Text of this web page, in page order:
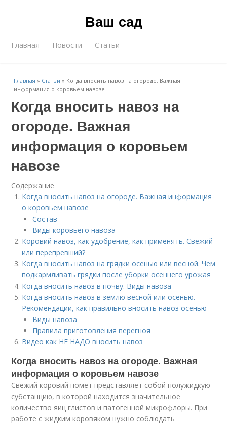
Ваш сад
Главная Новости Статьи
Главная » Статьи » Когда вносить навоз на огороде. Важная
информация о коровьем навозе
Когда вносить навоз на
огороде. Важная
информация о коровьем
навозе
Содержание
Когда вносить навоз на огороде. Важная информация
о коровьем навозе
Состав
Виды коровьего навоза
Коровий навоз, как удобрение, как применять. Свежий
или перепревший?
Когда вносить навоз на грядки осенью или весной. Чем
подкармливать грядки после уборки осеннего урожая
Когда вносить навоз в почву. Виды навоза
Когда вносить навоз в землю весной или осенью.
Рекомендации, как правильно вносить навоз осенью
Виды навоза
Правила приготовления перегноя
Видео как НЕ НАДО вносить навоз
Когда вносить навоз на огороде. Важная
информация о коровьем навозе
Свежий коровий помет представляет собой полужидкую
субстанцию, в которой находится значительное
количество яиц глистов и патогенной микрофлоры. При
работе с жидким коровяком нужно соблюдать